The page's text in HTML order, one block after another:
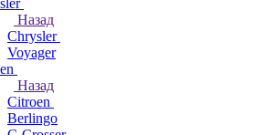
Назад
Chrysler
Voyager
Назад
Citroen
Berlingo